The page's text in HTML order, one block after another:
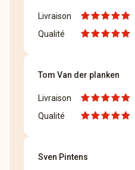
Livraison
Qualité
Tom Van der planken
Livraison
Qualité
Sven Pintens